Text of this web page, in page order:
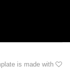
is made with